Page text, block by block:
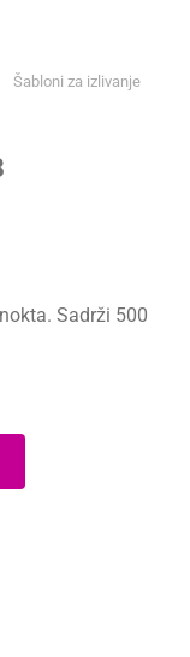
Šabloni za izlivanje
Sadrži 500